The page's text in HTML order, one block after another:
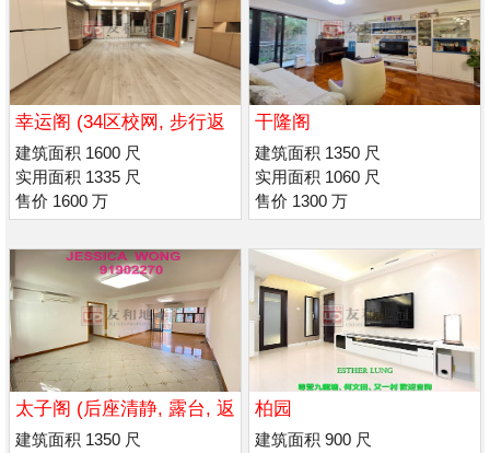
幸运阁 (34区校网, 步行返
喇沙/ 玛利诺书院
建筑面积 1600 尺
实用面积 1335 尺
售价 1600 万
干隆阁
建筑面积 1350 尺
实用面积 1060 尺
售价 1300 万
太子阁 (后座清静, 露台, 返
喇沙 / 玛利诺)
建筑面积 1350 尺
柏园
建筑面积 900 尺